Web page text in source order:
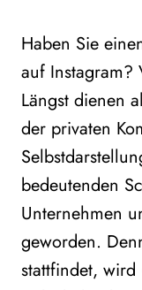
Haben Sie
auf Instagram?
Längst dienen
der privaten
bedeutenden
Unternehmen
geworden.
stattfindet,